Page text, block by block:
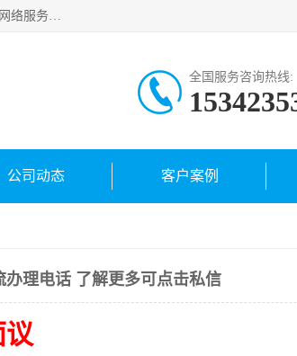
武汉本泰航空服务有限公司，专业服务航空托运普通包裹，信件资料，食品，服装，快消品等运输的专线空运，完善的网络服务确保为客户提供准确、*、安全的“门对门”服务，本着“诚信为本、精诚合作”的服务宗旨.“以安全运输为保障，以运价合理要求市场”的经营理念。武汉机场货运、武汉航空物流、武汉空运、武汉天河国际机场东方、南方、国际航空、机场空运业务覆盖国内二三线机场城市，如：武汉-敦煌、武汉-柳州等
全国服务咨询热线:
公司动态 客户案例
办理电话 了解更多可点击私信
议